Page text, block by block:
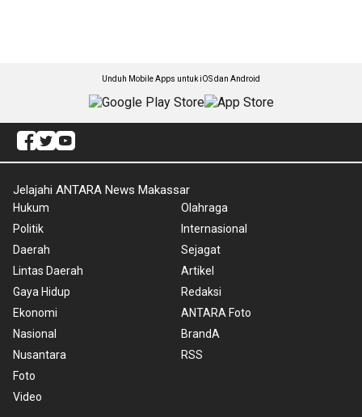
Unduh Mobile Apps untuk iOS dan Android
Jelajahi ANTARA News Makassar
Hukum
Politik
Daerah
Lintas Daerah
Gaya Hidup
Ekonomi
Nasional
Nusantara
Foto
Video
Olahraga
Internasional
Sejagat
Artikel
Redaksi
ANTARA Foto
BrandA
RSS